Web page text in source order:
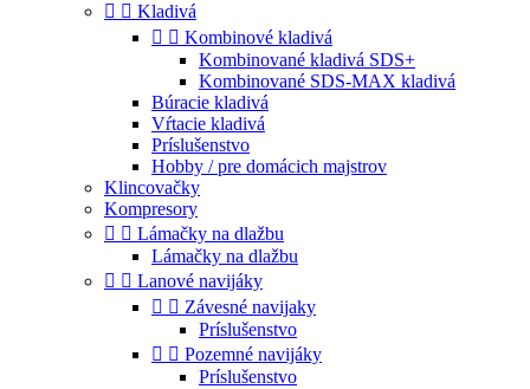
  Kladivá
  Kombinové kladivá
Kombinované kladivá SDS+
Kombinované SDS-MAX kladivá
Búracie kladivá
Vŕtacie kladivá
Príslušenstvo
Hobby / pre domácich majstrov
Klincovačky
Kompresory
  Lámačky na dlažbu
Lámačky na dlažbu
  Lanové navijáky
  Závesné navijaky
Príslušenstvo
  Pozemné navijáky
Príslušenstvo